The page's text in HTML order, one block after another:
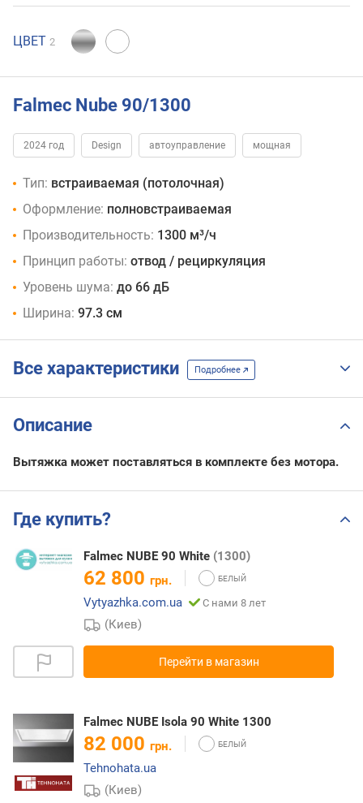
ЦВЕТ 2
Falmec Nube 90/1300
2024 год Design автоуправление мощная
Тип: встраиваемая (потолочная)
Оформление: полновстраиваемая
Производительность: 1300 м³/ч
Принцип работы: отвод / рециркуляция
Уровень шума: до 66 дБ
Ширина: 97.3 см
Все характеристики Подробнее
Описание
Вытяжка может поставляться в комплекте без мотора.
Где купить?
Falmec NUBE 90 White (1300)
62 800 грн.
Vytyazhka.com.ua
С нами 8 лет
(Киев)
Перейти в магазин
Falmec NUBE Isola 90 White 1300
82 000 грн.
Tehnohata.ua
(Киев)